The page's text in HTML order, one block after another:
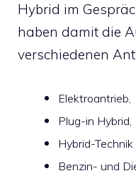
Hybrid im
haben damit die
verschiedenen
Elektroantrieb,
Plug-in Hybrid,
Hybrid-
Benzin- und